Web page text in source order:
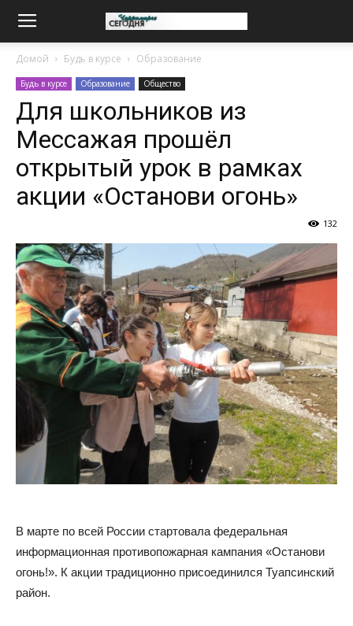
Домой Будь в курсе Образование
Будь в курсе Образование Общество
Для школьников из
Мессажая прошёл
открытый урок в рамках
акции «Останови огонь»
132
В марте по всей России стартовала федеральная
информационная противопожарная кампания «Останови
огонь!». К акции традиционно присоединился Туапсинский
район.